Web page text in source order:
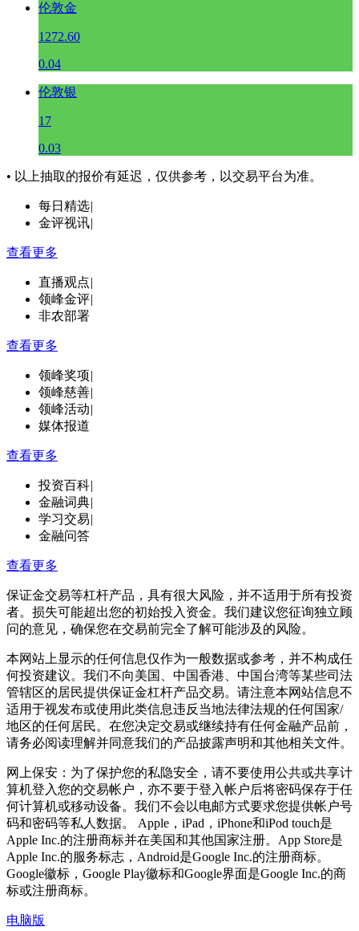
伦敦金
1272.60
0.04
伦敦银
17
0.03
• 以上抽取的报价有延迟，仅供参考，以交易平台为准。
每日精选|
金评视讯|
查看更多
直播观点|
领峰金评|
非农部署
查看更多
领峰奖项|
领峰慈善|
领峰活动|
媒体报道
查看更多
投资百科|
金融词典|
学习交易|
金融问答
查看更多
保证金交易等杠杆产品，具有很大风险，并不适用于所有投资
者。损失可能超出您的初始投入资金。我们建议您征询独立顾
问的意见，确保您在交易前完全了解可能涉及的风险。
本网站上显示的任何信息仅作为一般数据或参考，并不构成任
何投资建议。我们不向美国、中国香港、中国台湾等某些司法
管辖区的居民提供保证金杠杆产品交易。请注意本网站信息不
适用于视发布或使用此类信息违反当地法律法规的任何国家/
地区的任何居民。在您决定交易或继续持有任何金融产品前，
请务必阅读理解并同意我们的产品披露声明和其他相关文件。
网上保安：为了保护您的私隐安全，请不要使用公共或共享计
算机登入您的交易帐户，亦不要于登入帐户后将密码保存于任
何计算机或移动设备。我们不会以电邮方式要求您提供帐户号
码和密码等私人数据。 Apple，iPad，iPhone和iPod touch是
Apple Inc.的注册商标并在美国和其他国家注册。App Store是
Apple Inc.的服务标志，Android是Google Inc.的注册商标。
Google徽标，Google Play徽标和Google界面是Google Inc.的商
标或注册商标。
电脑版